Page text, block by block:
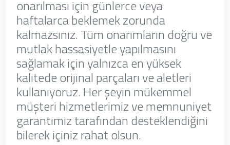
onarılması için günlerce veya
haftalarca beklemek zorunda
kalmazsınız. Tüm onarımların doğru ve
mutlak hassasiyetle yapılmasını
sağlamak için yalnızca en yüksek
kalitede orijinal parçaları ve aletleri
kullanıyoruz. Her şeyin mükemmel
müşteri hizmetlerimiz ve memnuniyet
garantimiz tarafından desteklendiğini
bilerek içiniz rahat olsun.